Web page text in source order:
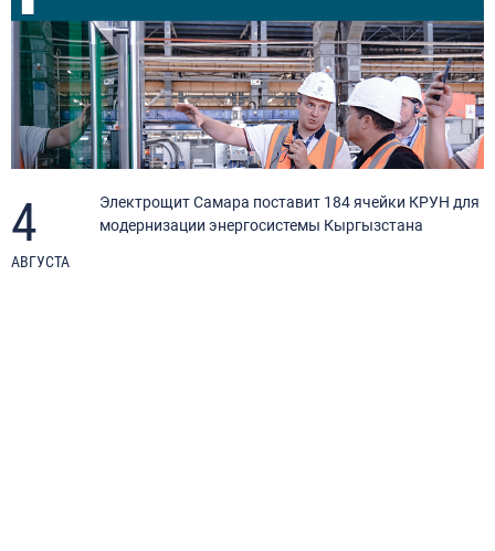
4
АВГУСТА
Электрощит Самара поставит 184 ячейки КРУН для
модернизации энергосистемы Кыргызстана